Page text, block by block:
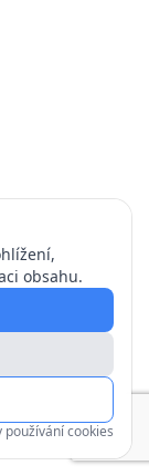
obsahu.
používání cookies